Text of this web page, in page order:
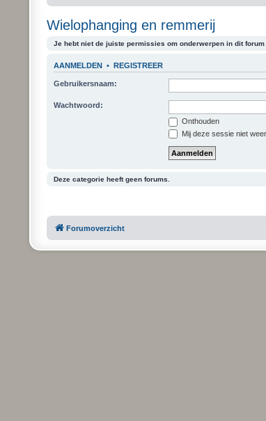
Wielophanging en remmerij
Je hebt niet de juiste permissies om onderwerpen in dit forum
AANMELDEN •REGISTREER
Gebruikersnaam:
Wachtwoord:
Onthouden
Mij deze sessie niet
Deze categorie heeft geen forums.
Forumoverzicht